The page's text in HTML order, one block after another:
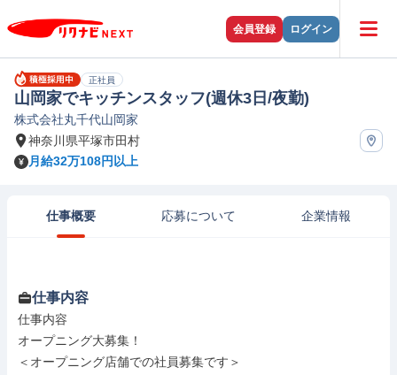
会員登録 ログイン
正社員
山岡家でキッチンスタッフ(週休3日/夜勤)
株式会社丸千代山岡家
神奈川県平塚市田村
月給32万108円以上
仕事概要 応募について 企業情報
仕事内容
仕事内容
オープニング大募集！
＜オープニング店舗での社員募集です＞